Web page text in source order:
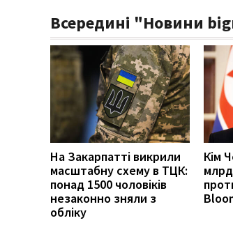
Всередині "Новини
На Закарпатті викрили
масштабну схему в ТЦК:
понад 1500 чоловіків
незаконно зняли з
обліку
Кім
млрд